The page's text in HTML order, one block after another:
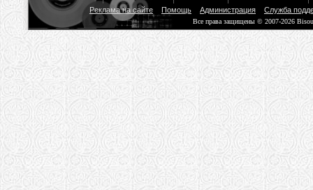
Реклама на сайте
Помощь Администрация Служба
Все права защищены © 2007-2026